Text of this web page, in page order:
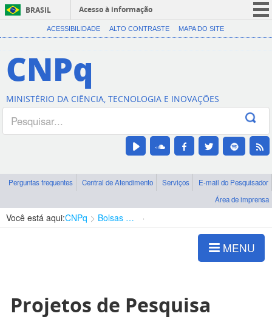
BRASIL
Acesso à informação
CORONAVÍRUS (COVID-19)
Canais
ACESSIBILIDADE ALTO CONTRASTE MAPA DO SITE
CNPq
MINISTÉRIO DA CIÊNCIA, TECNOLOGIA E INOVAÇÕES
Perguntas frequentes Central de Atendimento Serviços
E-mail do Pesquisador
Área de imprensa
Você está aqui:CNPq Bolsas e Auxílios Vigentes
MENU
Projetos de Pesquisa